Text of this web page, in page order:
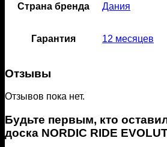
Страна бренда Дания
Гарантия 12 месяцев
Отзывы
Отзывов пока нет.
Будьте первым, кто
доска NORDIC RIDE